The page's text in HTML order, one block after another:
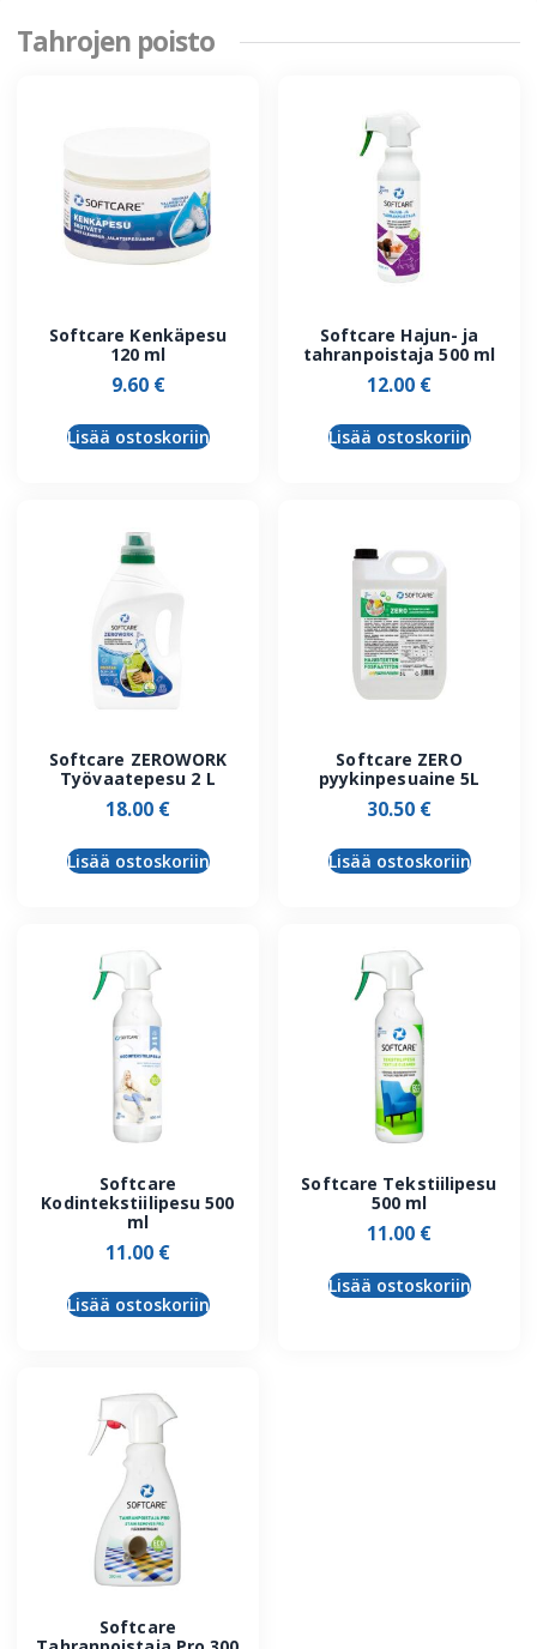
Tahrojen poisto
Softcare Kenkäpesu
120 ml
9.60 €
Lisää ostoskoriin
Softcare Hajun- ja
tahranpoistaja 500 ml
12.00 €
Lisää ostoskoriin
Softcare ZEROWORK
Työvaatepesu 2 L
18.00 €
Lisää ostoskoriin
Softcare ZERO
pyykinpesuaine 5L
30.50 €
Lisää ostoskoriin
Softcare
Kodintekstiilipesu 500
ml
11.00 €
Lisää ostoskoriin
Softcare Tekstiilipesu
500 ml
11.00 €
Lisää ostoskoriin
Softcare